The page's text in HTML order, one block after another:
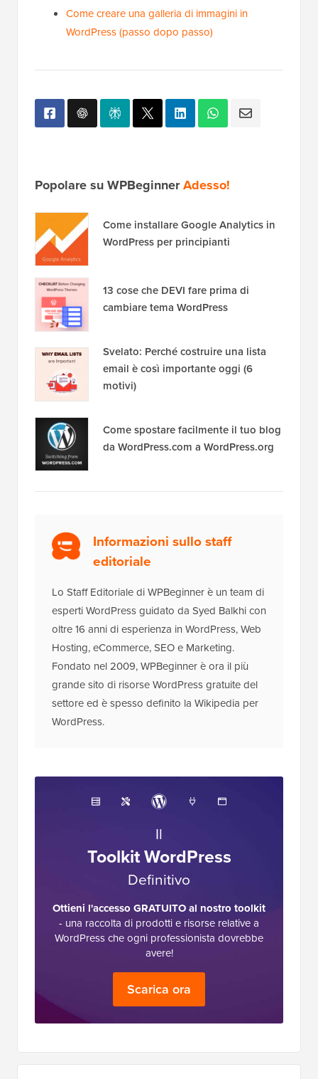
Come creare una galleria di immagini in
WordPress (passo dopo passo)
Popolare su WPBeginnerAdesso!
Come installare Google Analytics in
WordPress per principianti
13 cose che DEVI fare prima di
cambiare tema WordPress
Svelato: Perché costruire una lista
email è così importante oggi (6
motivi)
Come spostare facilmente il tuo blog
da WordPress.com a WordPress.org
Informazioni sullo staff
editoriale
Lo Staff Editoriale di WPBeginner è un team di
esperti WordPress guidato da Syed Balkhi con
oltre 16 anni di esperienza in WordPress, Web
Hosting, eCommerce, SEO e Marketing.
Fondato nel 2009, WPBeginner è ora il più
grande sito di risorse WordPress gratuite del
settore ed è spesso definito la Wikipedia per
WordPress.
Il
Toolkit WordPress
Definitivo
Ottieni l'accesso GRATUITO al nostro toolkit
- una raccolta di prodotti e risorse relative a
WordPress che ogni professionista dovrebbe
avere!
Scarica ora